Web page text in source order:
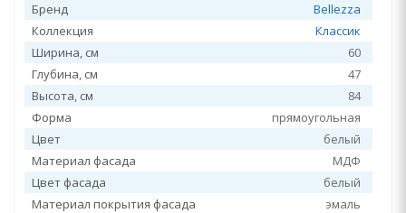
Бренд
Bellezza
Коллекция
Классик
Ширина, см
60
Глубина, см
47
Высота, см
84
Форма
прямоугольная
Цвет
белый
Материал фасада
МДФ
Цвет фасада
белый
Материал покрытия фасада
эмаль